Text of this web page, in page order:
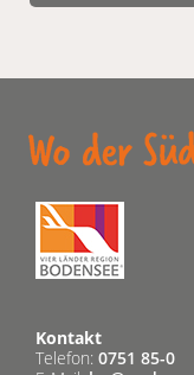
Kontakt
Telefon: 0751 85-0